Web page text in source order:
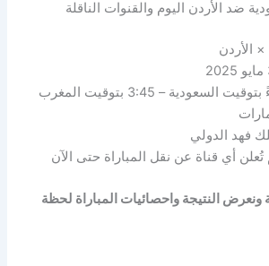
ضد الأردن اليوم والقنوات الناقلة
الأردن
: 5:45 مساءً بتوقيت السعودية – 3:45 بتوقيت المغرب
فهد الدولي
تُعلن أي قناة عن نقل المباراة حتى الآن
ونعرض النتيجة واحصائيات المباراة لحظة